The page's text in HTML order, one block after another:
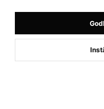
beställde